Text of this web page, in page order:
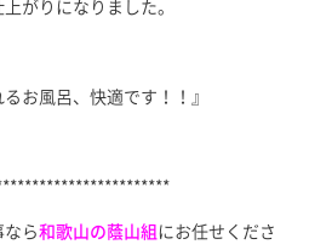
がりになりました。
お風呂、快適です！！』
ら和歌山の蔭山組 にお任せくださ